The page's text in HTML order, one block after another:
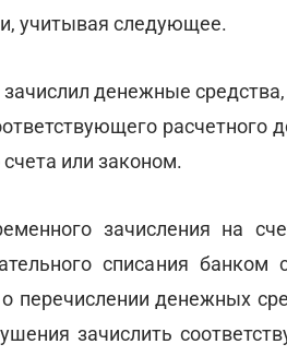
учитывая следующее.
зачислил денежные
расчетного
или законом.
зачисления на
списания банком
перечислении денежных
зачислить